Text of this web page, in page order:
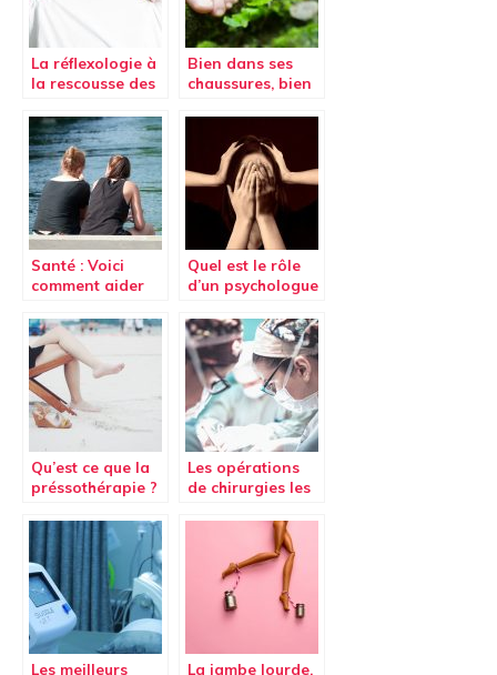
La réflexologie à
la rescousse des
Bien dans ses
chaussures, bien
chasser le stress
Santé : Voici
comment aider
victime de
harcèlement
sexuelle
Quel est le rôle
d’un psychologue
Qu’est ce que la
préssothérapie ?
Les opérations
de chirurgies les
aujourd’hui.
Les meilleurs La jambe lourde,